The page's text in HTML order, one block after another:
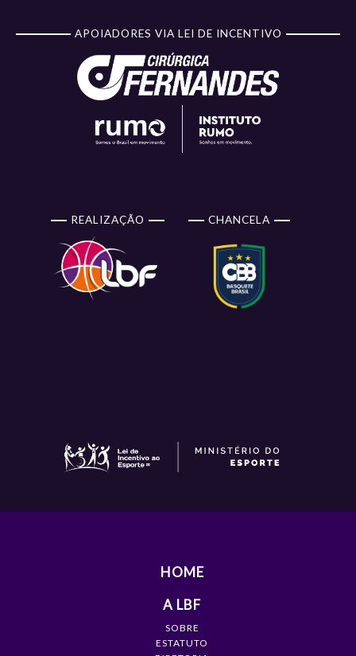
APOIADORES VIA LEI DE INCENTIVO
REALIZAÇÃO CHANCELA
HOME
A LBF
SOBRE
ESTATUTO